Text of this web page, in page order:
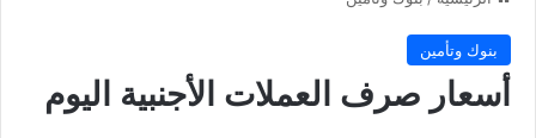
بنوك وتأمين
أسعار صرف العملات الأجنبية اليوم